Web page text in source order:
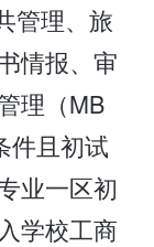
管理、旅
情报、审
理（MB
件且初试
业一区初
学校工商